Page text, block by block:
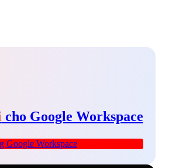
cho Google Workspace
Google Workspace